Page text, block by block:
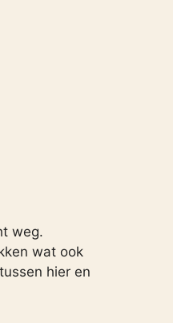
weg.
wat ook
hier en